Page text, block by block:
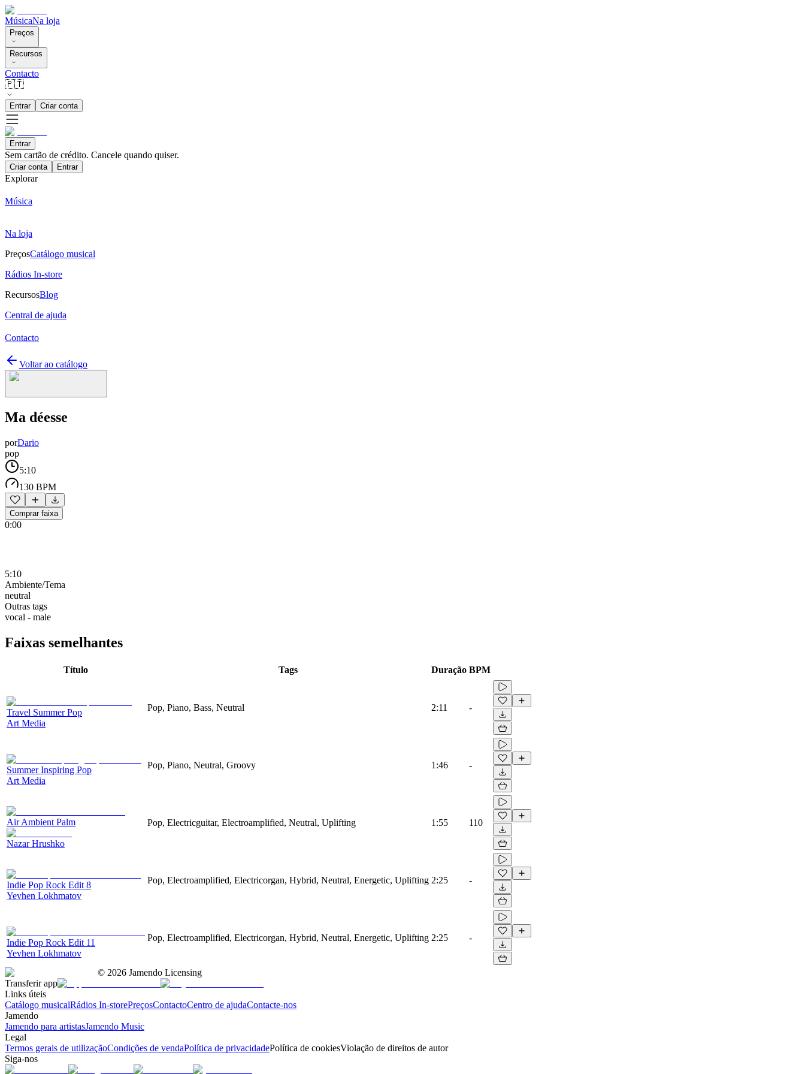
MúsicaNa loja
Preços
Recursos
Contacto
🇵🇹
Entrar Criar conta
Entrar
Sem cartão de crédito. Cancele quando quiser.
Criar conta Entrar
Explorar
Música
Na loja
PreçosCatálogo musical
Rádios In-store
RecursosBlog
Central de ajuda
Contacto
Voltar ao catálogo
Ma déesse
porDario
pop
5:10
130 BPM
Comprar faixa
0:00
5:10
Ambiente/Tema
neutral
Outras tags
vocal - male
Faixas semelhantes
Título Tags Duração BPM
Travel Summer Pop
Art Media
Pop, Piano, Bass, Neutral 2:11 -
Summer Inspiring Pop
Art Media
Pop, Piano, Neutral, Groovy 1:46 -
Air Ambient Palm
Nazar Hrushko
Pop, Electricguitar, Electroamplified, Neutral, Uplifting 1:55 110
Indie Pop Rock Edit 8
Yevhen Lokhmatov
Pop, Electroamplified, Electricorgan, Hybrid, Neutral, Energetic, Uplifting 2:25 -
Indie Pop Rock Edit 11
Yevhen Lokhmatov
Pop, Electroamplified, Electricorgan, Hybrid, Neutral, Energetic, Uplifting 2:25 -
© 2026 Jamendo Licensing
Transferir app
Links úteis
Catálogo musicalRádios In-storePreçosContactoCentro de ajudaContacte-nos
Jamendo
Jamendo para artistasJamendo Music
Legal
Termos gerais de utilizaçãoCondições de vendaPolítica de privacidadePolítica de cookiesViolação de direitos de autor
Siga-nos